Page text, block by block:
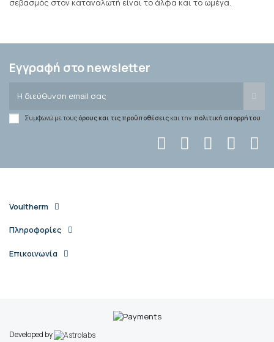
σεβασμός στον καταναλωτή είναι το άλφα και το ωμέγα.
Εγγραφή στο newsletter
Συμφωνώ με τους όρους και τις προϋποθέσειςκαι την πολιτική απορρήτου
Voultherm
Πληροφορίες
Επικοινωνία
Developed by